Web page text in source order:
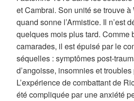
et Cambrai. Son unité se trouve
quand sonne l’Armistice. Il n’est
quelques mois plus tard. Comme
camarades, il est épuisé par le
séquelles : symptômes post-
d’angoisse, insomnies et
L’expérience de combattant de
été compliquée par une anxiété